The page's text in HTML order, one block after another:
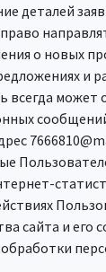
деталей
о новых
и
всегда может
сайта и его